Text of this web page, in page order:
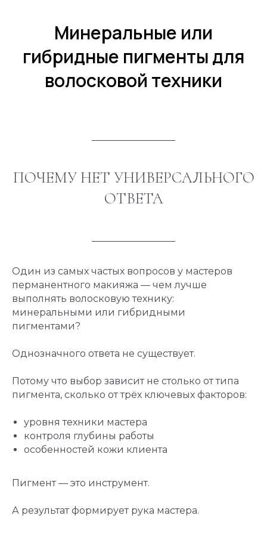
Минеральные или
гибридные пигменты для
волосковой техники
ПОЧЕМУ НЕТ УНИВЕРСАЛЬНОГО
ОТВЕТА
Один из самых частых вопросов у мастеров
перманентного макияжа — чем лучше
выполнять волосковую технику:
минеральными или гибридными
пигментами?
Однозначного ответа не существует.
Потому что выбор зависит не столько от типа
пигмента, сколько от трёх ключевых факторов:
уровня техники мастера
контроля глубины работы
особенностей кожи клиента
Пигмент — это инструмент.
А результат формирует рука мастера.